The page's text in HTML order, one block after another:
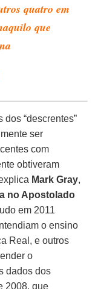
quatro em
que
“descrentes”
ser
com
obtiveram
Mark Gray,
no Apostolado
em 2011
o ensino
Real, e outros
o
dados dos
2008, que